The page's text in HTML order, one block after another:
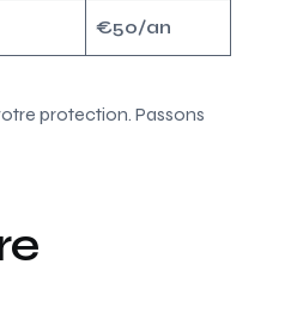
€50/an
protection. Passons